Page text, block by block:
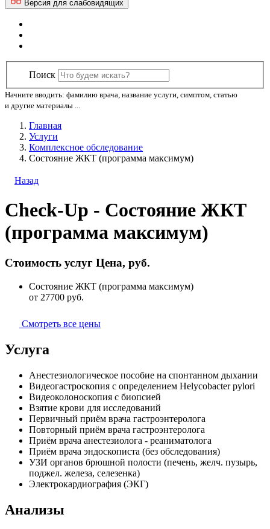
Версия для слабовидящих
Поиск
Начните вводить: фамилию врача, название услуги, симптом, статью
и другие материалы ...
Главная
Услуги
Комплексное обследование
Состояние ЖКТ (программа максимум)
Назад
Check-Up - Состояние ЖКТ
(программа максимум)
Стоимость услуг Цена, руб.
Состояние ЖКТ (программа максимум)
от 27700 руб.
Смотреть все цены
Услуга
Анестезиологическое пособие на спонтанном дыхании
Видеогастроскопия с определением Helycobacter pylori
Видеоколоноскопия с биопсией
Взятие крови для исследований
Первичный приём врача гастроэнтеролога
Повторный приём врача гастроэнтеролога
Приём врача анестезиолога - реаниматолога
Приём врача эндоскописта (без обследования)
УЗИ органов брюшной полости (печень, желч. пузырь,
поджел. железа, селезенка)
Электрокардиография (ЭКГ)
Анализы